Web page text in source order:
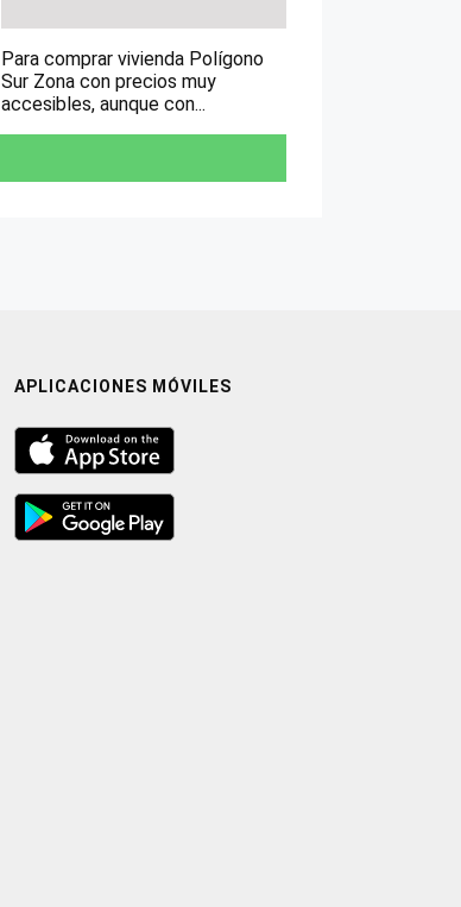
Para comprar vivienda Polígono
Sur Zona con precios muy
accesibles, aunque con...
APLICACIONES MÓVILES